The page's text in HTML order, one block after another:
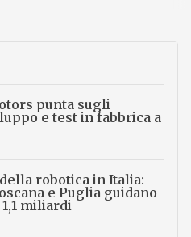
punta sugli
e test in fabbrica a
robotica in Italia:
e Puglia guidano
miliardi